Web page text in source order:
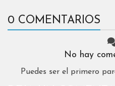
0 COMENTARIOS
No hay
Puedes ser el primero